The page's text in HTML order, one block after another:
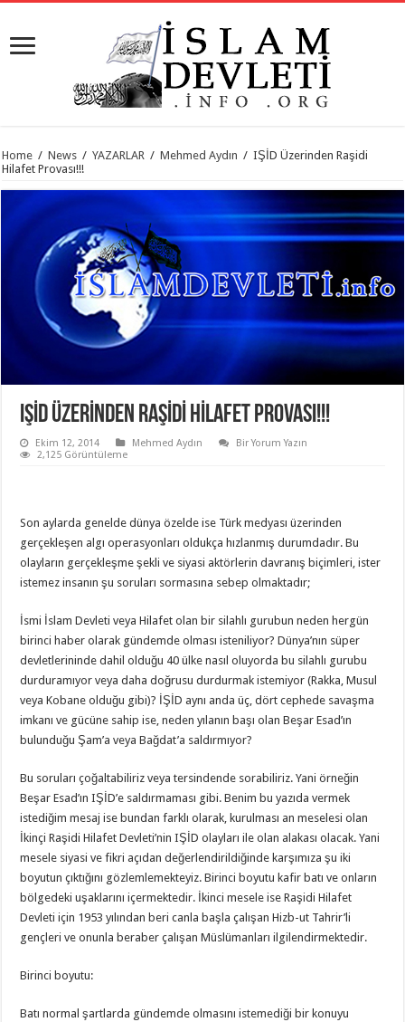
Home / News / YAZARLAR / Mehmed Aydın / IŞİD Üzerinden Raşidi
Hilafet Provası!!!
IŞİD ÜZERINDEN RAŞIDI HILAFET PROVASI!!!
Ekim 12, 2014 Mehmed Aydın
Bir Yorum Yazın
2,125 Görüntüleme
Son aylarda genelde dünya özelde ise Türk medyası üzerinden
gerçekleşen algı operasyonları oldukça hızlanmış durumdadır. Bu
olayların gerçekleşme şekli ve siyasi aktörlerin davranış biçimleri, ister
istemez insanın şu soruları sormasına sebep olmaktadır;
İsmi İslam Devleti veya Hilafet olan bir silahlı gurubun neden hergün
birinci haber olarak gündemde olması isteniliyor? Dünya’nın süper
devletlerininde dahil olduğu 40 ülke nasıl oluyorda bu silahlı gurubu
durduramıyor veya daha doğrusu durdurmak istemiyor (Rakka, Musul
veya Kobane olduğu gibi)? İŞİD aynı anda üç, dört cephede savaşma
imkanı ve gücüne sahip ise, neden yılanın başı olan Beşar Esad’ın
bulunduğu Şam’a veya Bağdat’a saldırmıyor?
Bu soruları çoğaltabiliriz veya tersindende sorabiliriz. Yani örneğin
Beşar Esad’ın IŞİD’e saldırmaması gibi. Benim bu yazıda vermek
istediğim mesaj ise bundan farklı olarak, kurulması an meselesi olan
İkinçi Raşidi Hilafet Devleti’nin IŞİD olayları ile olan alakası olacak. Yani
mesele siyasi ve fikri açıdan değerlendirildiğinde karşımıza şu iki
boyutun çıktığını gözlemlemekteyiz. Birinci boyutu kafir batı ve onların
bölgedeki uşaklarını içermektedir. İkinci mesele ise Raşidi Hilafet
Devleti için 1953 yılından beri canla başla çalışan Hizb-ut Tahrir’li
gençleri ve onunla beraber çalışan Müslümanları ilgilendirmektedir.
Birinci boyutu:
Batı normal şartlarda gündemde olmasını istemediği bir konuyu